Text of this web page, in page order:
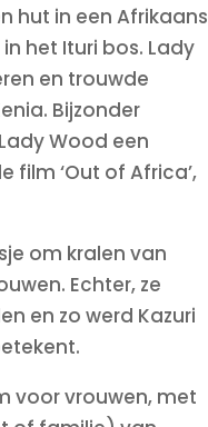
hut in een Afrikaans
het Ituri bos. Lady
en trouwde
Bijzonder
Wood een
‘Out of Africa’,
om kralen van
Echter, ze
en zo werd Kazuri
voor vrouwen, met